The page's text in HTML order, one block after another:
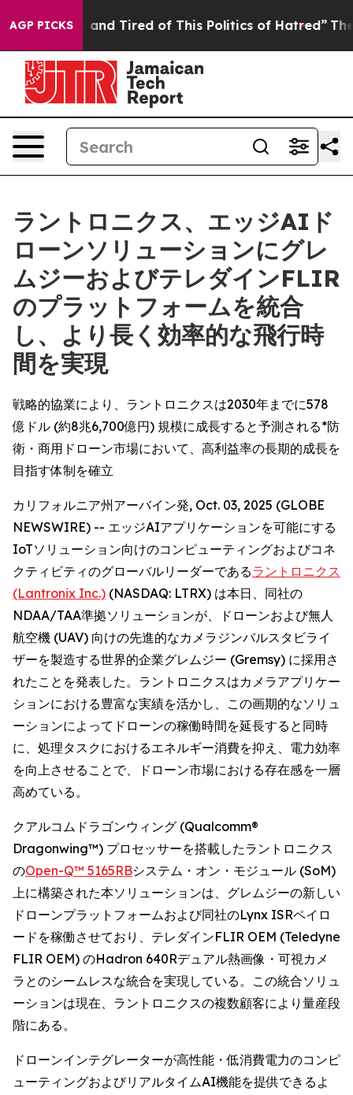
AGP PICKS
and Tired of This Politics of Hatred” The Story
ラントロニクス、エッジAIド
ローンソリューションにグレ
ムジーおよびテレダインFLIR
のプラットフォームを統合
し、より長く効率的な飛行時
間を実現
戦略的協業により、ラントロニクスは2030年までに578
億ドル (約8兆6,700億円) 規模に成長すると予測される*防
衛・商用ドローン市場において、高利益率の長期的成長を
目指す体制を確立
カリフォルニア州アーバイン発, Oct. 03, 2025 (GLOBE
NEWSWIRE) -- エッジAIアプリケーションを可能にする
IoTソリューション向けのコンピューティングおよびコネ
クティビティのグローバルリーダーであるラントロニクス
(Lantronix Inc.) (NASDAQ: LTRX) は本日、同社の
NDAA/TAA準拠ソリューションが、ドローンおよび無人
航空機 (UAV) 向けの先進的なカメラジンバルスタビライ
ザーを製造する世界的企業グレムジー (Gremsy) に採用さ
れたことを発表した。ラントロニクスはカメラアプリケー
ションにおける豊富な実績を活かし、この画期的なソリュ
ーションによってドローンの稼働時間を延長すると同時
に、処理タスクにおけるエネルギー消費を抑え、電力効率
を向上させることで、ドローン市場における存在感を一層
高めている。
クアルコムドラゴンウィング (Qualcomm®
Dragonwing™) プロセッサーを搭載したラントロニクス
のOpen-Q™ 5165RBシステム・オン・モジュール (SoM)
上に構築された本ソリューションは、グレムジーの新しい
ドローンプラットフォームおよび同社のLynx ISRペイロ
ードを稼働させており、テレダインFLIR OEM (Teledyne
FLIR OEM) のHadron 640Rデュアル熱画像・可視カメ
ラとのシームレスな統合を実現している。この統合ソリュ
ーションは現在、ラントロニクスの複数顧客により量産段
階にある。
ドローンインテグレーターが高性能・低消費電力のコンピ
ューティングおよびリアルタイムAI機能を提供できるよ